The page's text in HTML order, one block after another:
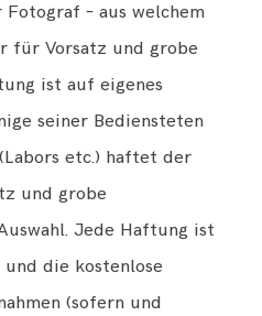
– aus welchem
für Vorsatz und grobe
ist auf eigenes
seiner Bediensteten
etc.) haftet der
und grobe
Jede Haftung ist
die kostenlose
(sofern und